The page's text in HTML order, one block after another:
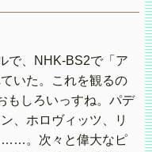
で、NHK-BS2で「ア
いた。これを観るの
もしろいっすね。パデ
、ホロヴィッツ、リ
……。次々と偉大なピ